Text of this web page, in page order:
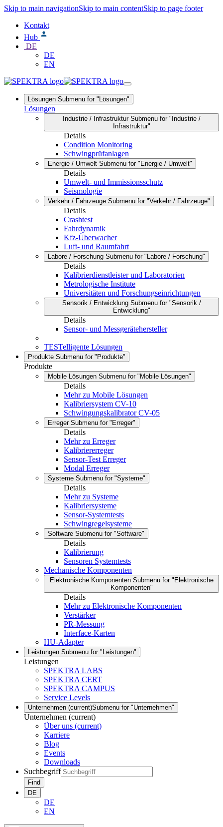
Skip to main navigationSkip to main contentSkip to page footer
Kontakt
Hub
DE
DE
EN
Lösungen Submenu for "Lösungen"
Lösungen
Industrie / Infrastruktur Submenu for "Industrie /
Infrastruktur"
Details
Condition Monitoring
Schwingprüfanlagen
Energie / Umwelt Submenu for "Energie / Umwelt"
Details
Umwelt- und Immissionsschutz
Seismologie
Verkehr / Fahrzeuge Submenu for "Verkehr / Fahrzeuge"
Details
Crashtest
Fahrdynamik
Kfz-Überwacher
Luft- und Raumfahrt
Labore / Forschung Submenu for "Labore / Forschung"
Details
Kalibrierdienstleister und Laboratorien
Metrologische Institute
Universitäten und Forschungseinrichtungen
Sensorik / Entwicklung Submenu for "Sensorik /
Entwicklung"
Details
Sensor- und Messgerätehersteller
TESTelligente Lösungen
Produkte Submenu for "Produkte"
Produkte
Mobile Lösungen Submenu for "Mobile Lösungen"
Details
Mehr zu Mobile Lösungen
Kalibriersystem CV-10
Schwingungskalibrator CV-05
Erreger Submenu for "Erreger"
Details
Mehr zu Erreger
Kalibriererreger
Sensor-Test Erreger
Modal Erreger
Systeme Submenu for "Systeme"
Details
Mehr zu Systeme
Kalibriersysteme
Sensor-Systemtests
Schwingregelsysteme
Software Submenu for "Software"
Details
Kalibrierung
Sensoren Systemtests
Mechanische Komponenten
Elektronische Komponenten Submenu for "Elektronische
Komponenten"
Details
Mehr zu Elektronische Komponenten
Verstärker
PR-Messung
Interface-Karten
HU-Adapter
Leistungen Submenu for "Leistungen"
Leistungen
SPEKTRA LABS
SPEKTRA CERT
SPEKTRA CAMPUS
Service Levels
Unternehmen (current)Submenu for "Unternehmen"
Unternehmen (current)
Über uns (current)
Karriere
Blog
Events
Downloads
Suchbegriff
Find
DE
DE
EN